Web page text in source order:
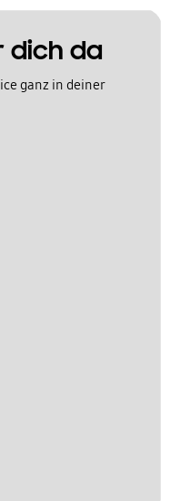
dich da
ganz in deiner